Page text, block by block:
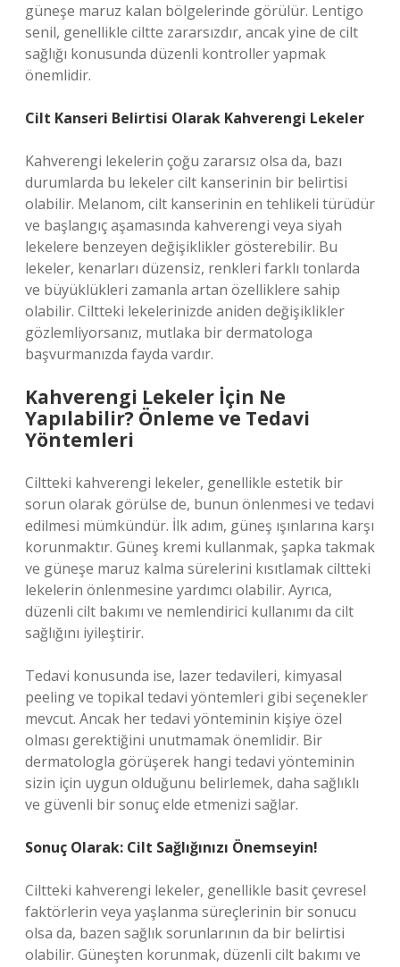
güneşe maruz kalan bölgelerinde görülür. Lentigo
senil, genellikle ciltte zararsızdır, ancak yine de cilt
sağlığı konusunda düzenli kontroller yapmak
önemlidir.
Cilt Kanseri Belirtisi Olarak Kahverengi Lekeler
Kahverengi lekelerin çoğu zararsız olsa da, bazı
durumlarda bu lekeler cilt kanserinin bir belirtisi
olabilir. Melanom, cilt kanserinin en tehlikeli türüdür
ve başlangıç aşamasında kahverengi veya siyah
lekelere benzeyen değişiklikler gösterebilir. Bu
lekeler, kenarları düzensiz, renkleri farklı tonlarda
ve büyüklükleri zamanla artan özelliklere sahip
olabilir. Ciltteki lekelerinizde aniden değişiklikler
gözlemliyorsanız, mutlaka bir dermatologa
başvurmanızda fayda vardır.
Kahverengi Lekeler İçin Ne
Yapılabilir? Önleme ve Tedavi
Yöntemleri
Ciltteki kahverengi lekeler, genellikle estetik bir
sorun olarak görülse de, bunun önlenmesi ve tedavi
edilmesi mümkündür. İlk adım, güneş ışınlarına karşı
korunmaktır. Güneş kremi kullanmak, şapka takmak
ve güneşe maruz kalma sürelerini kısıtlamak ciltteki
lekelerin önlenmesine yardımcı olabilir. Ayrıca,
düzenli cilt bakımı ve nemlendirici kullanımı da cilt
sağlığını iyileştirir.
Tedavi konusunda ise, lazer tedavileri, kimyasal
peeling ve topikal tedavi yöntemleri gibi seçenekler
mevcut. Ancak her tedavi yönteminin kişiye özel
olması gerektiğini unutmamak önemlidir. Bir
dermatologla görüşerek hangi tedavi yönteminin
sizin için uygun olduğunu belirlemek, daha sağlıklı
ve güvenli bir sonuç elde etmenizi sağlar.
Sonuç Olarak: Cilt Sağlığınızı Önemseyin!
Ciltteki kahverengi lekeler, genellikle basit çevresel
faktörlerin veya yaşlanma süreçlerinin bir sonucu
olsa da, bazen sağlık sorunlarının da bir belirtisi
olabilir. Güneşten korunmak, düzenli cilt bakımı ve